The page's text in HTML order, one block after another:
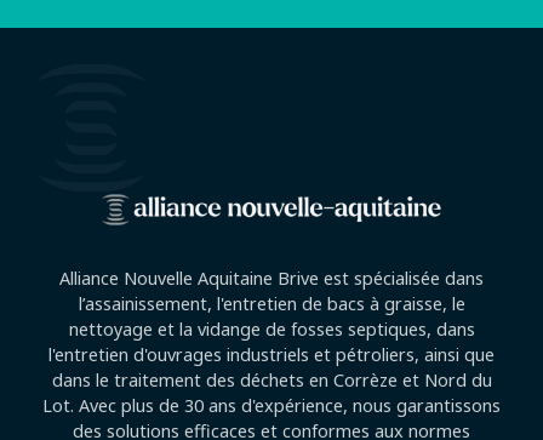
Alliance Nouvelle Aquitaine Brive est spécialisée dans
l’assainissement, l'entretien de bacs à graisse, le
nettoyage et la vidange de fosses septiques, dans
l'entretien d'ouvrages industriels et pétroliers, ainsi que
dans le traitement des déchets en Corrèze et Nord du
Lot. Avec plus de 30 ans d'expérience, nous garantissons
des solutions efficaces et conformes aux normes